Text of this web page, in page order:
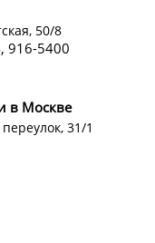
50/8
916-5400
в Москве
31/1